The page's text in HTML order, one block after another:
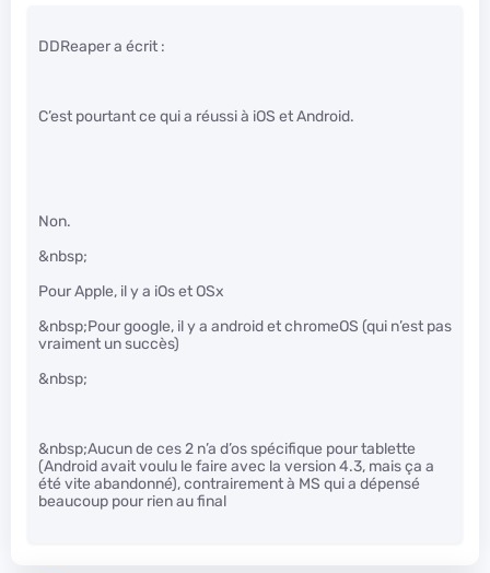
DDReaper a écrit :
C’est pourtant ce qui a réussi à iOS et Android.
Non.
&nbsp;
Pour Apple, il y a iOs et OSx
&nbsp;Pour google, il y a android et chromeOS (qui n’est pas
vraiment un succès)
&nbsp;
&nbsp;Aucun de ces 2 n’a d’os spécifique pour tablette
(Android avait voulu le faire avec la version 4.3, mais ça a
été vite abandonné), contrairement à MS qui a dépensé
beaucoup pour rien au final